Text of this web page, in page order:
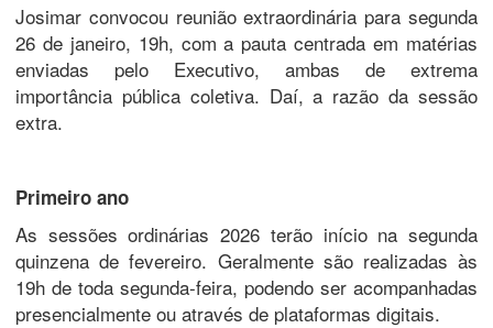
Josimar convocou reunião extraordinária para segunda
26 de janeiro, 19h, com a pauta centrada em matérias
enviadas pelo Executivo, ambas de extrema
importância pública coletiva. Daí, a razão da sessão
extra.
Primeiro ano
As sessões ordinárias 2026 terão início na segunda
quinzena de fevereiro. Geralmente são realizadas às
19h de toda segunda-feira, podendo ser acompanhadas
presencialmente ou através de plataformas digitais.